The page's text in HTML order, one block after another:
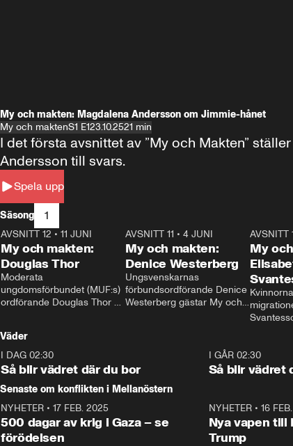
My och makten: Magdalena Andersson om Jimmie-hånet
My och maktenS1 E123.10.2521 min
Spela upp
I det första avsnittet av ”My och Makten”
Andersson till svars.
Säsong 1
26:27
AVSNITT 12 • 11 JUNI
My och makten:
Douglas Thor
Moderata
ungdomsförbundet (MUF:s)
ordförande Douglas Thor
tonårsutvisningarna och hur
Moderaterna ska locka
väljare till valet i höst.
23:40
AVSNITT 11 •4 JUNI
My och makten:
Denice Westerberg
Ungsvenskarnas
förbundsordförande Denice
Westerberg gästar My och
AVSNITT
My
Väder
I DAG 02:30
Så blir vädret där du bor
I GÅR 02:30
Så blir vädret
Senaste om konflikten i Mellanöstern
NYHETER • 17 FEB. 2025
500 dagar av krig i Gaza – se
förödelsen
NYHETER• 16
Nya vapen till
Trump